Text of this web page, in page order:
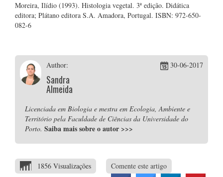
Moreira, Ilídio (1993). Histologia vegetal. 3ª edição. Didática
editora; Plátano editora S.A. Amadora, Portugal. ISBN: 972-650-
082-6
Author:
Sandra
Almeida
30-06-2017
Licenciada em Biologia e mestra em Ecologia, Ambiente e
Território pela Faculdade de Ciências da Universidade do
Porto. Saiba mais sobre o autor >>>
1856 Visualizações Comente este artigo